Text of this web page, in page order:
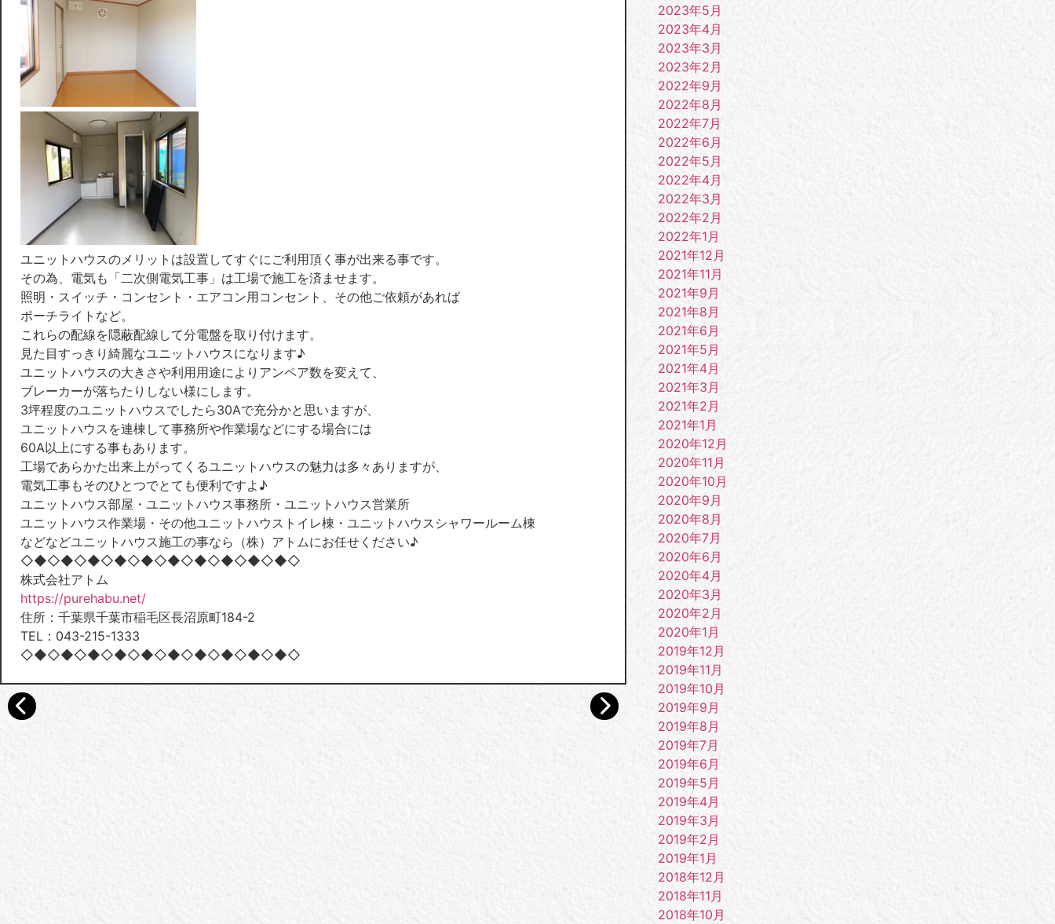
ユニットハウスのメリットは設置してすぐにご利用頂く事が出来る事です。
その為、電気も「二次側電気工事」は工場で施工を済ませます。
照明・スイッチ・コンセント・エアコン用コンセント、その他ご依頼があれば
ポーチライトなど。
これらの配線を隠蔽配線して分電盤を取り付けます。
見た目すっきり綺麗なユニットハウスになります♪
ユニットハウスの大きさや利用用途によりアンペア数を変えて、
ブレーカーが落ちたりしない様にします。
3坪程度のユニットハウスでしたら30Aで充分かと思いますが、
ユニットハウスを連棟して事務所や作業場などにする場合には
60A以上にする事もあります。
工場であらかた出来上がってくるユニットハウスの魅力は多々ありますが、
電気工事もそのひとつでとても便利ですよ♪
ユニットハウス部屋・ユニットハウス事務所・ユニットハウス営業所
ユニットハウス作業場・その他ユニットハウストイレ棟・ユニットハウスシャワールーム棟
などなどユニットハウス施工の事なら（株）アトムにお任せください♪
◇◆◇◆◇◆◇◆◇◆◇◆◇◆◇◆◇◆◇◆◇
株式会社アトム
https://purehabu.net/
住所：千葉県千葉市稲毛区長沼原町184-2
TEL：043-215-1333
◇◆◇◆◇◆◇◆◇◆◇◆◇◆◇◆◇◆◇◆◇
2023年5月
2023年4月
2023年3月
2023年2月
2022年9月
2022年8月
2022年7月
2022年6月
2022年5月
2022年4月
2022年3月
2022年2月
2022年1月
2021年12月
2021年11月
2021年9月
2021年8月
2021年6月
2021年5月
2021年4月
2021年3月
2021年2月
2021年1月
2020年12月
2020年11月
2020年10月
2020年9月
2020年8月
2020年7月
2020年6月
2020年4月
2020年3月
2020年2月
2020年1月
2019年12月
2019年11月
2019年10月
2019年9月
2019年8月
2019年7月
2019年6月
2019年5月
2019年4月
2019年3月
2019年2月
2019年1月
2018年12月
2018年11月
2018年10月